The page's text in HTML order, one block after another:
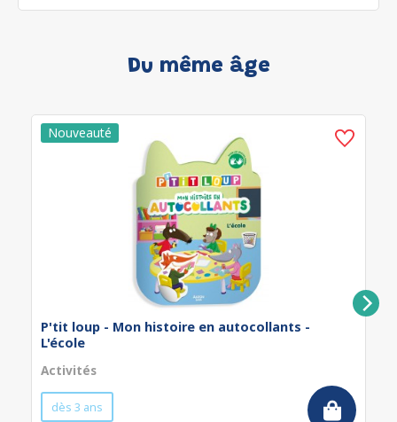
Du même âge
P'tit loup - Mon histoire en autocollants -
L'école
Activités
dès 3 ans